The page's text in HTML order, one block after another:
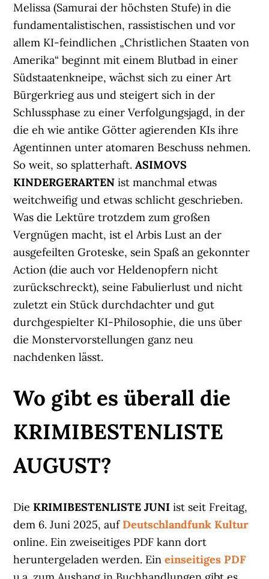
Melissa (Samurai der höchsten Stufe) in die
fundamentalistischen, rassistischen und vor
allem KI-feindlichen „Christlichen Staaten von
Amerika“ beginnt mit einem Blutbad in einer
Südstaatenkneipe, wächst sich zu einer Art
Bürgerkrieg aus und steigert sich in der
Schlussphase zu einer Verfolgungsjagd, in der
die eh wie antike Götter agierenden KIs ihre
Agentinnen unter atomaren Beschuss nehmen.
So weit, so splatterhaft.ASIMOVS
KINDERGERARTENist manchmal etwas
weitchweifig und etwas schlicht geschrieben.
Was die Lektüre trotzdem zum großen
Vergnügen macht, ist el Arbis Lust an der
ausgefeilten Groteske, sein Spaß an gekonnter
Action (die auch vor Heldenopfern nicht
zurückschreckt), seine Fabulierlust und nicht
zuletzt ein Stück durchdachter und gut
durchgespielter KI-Philosophie, die uns über
die Monstervorstellungen ganz neu
nachdenken lässt.
Wo gibt es überall die
KRIMIBESTENLISTE
AUGUST?
DieKRIMIBESTENLISTE JUNI ist seit Freitag,
dem 6. Juni 2025, auf Deutschlandfunk Kultur
online. Ein zweiseitiges PDF kann dort
heruntergeladen werden. Eineinseitiges PDF